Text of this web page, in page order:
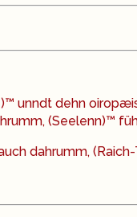
unndt dehn
(Seelenn)™
dahrumm,